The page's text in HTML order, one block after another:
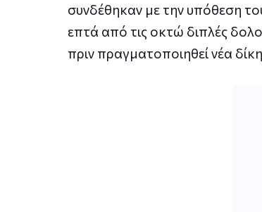
συνδέθηκαν με την υπόθεση
επτά από τις οκτώ διπλές
πριν πραγματοποιηθεί νέα